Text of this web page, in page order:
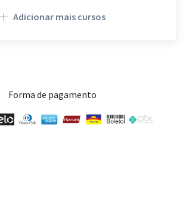
Adicionar mais cursos
Forma de pagamento